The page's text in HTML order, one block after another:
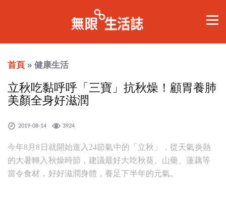
首頁 » 健康生活
立秋吃黏呼呼「三寶」抗秋燥！顧胃養肺
美顏全身好滋潤
2019-08-14 3924
今年8月8日就開始進入24節氣中的「立秋」，從天氣炎熱
的大暑轉入秋燥時節，建議最好大吃秋葵、山藥、蓮藕等
當令食材，好好滋潤身體，養足下半年的元氣。